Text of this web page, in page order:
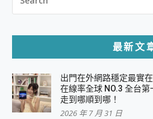
FOR:
最新文
出門在外網路穩定最實
在線率全球 NO.3 全台
走到哪順到哪！
2026 年 7 月 31 日